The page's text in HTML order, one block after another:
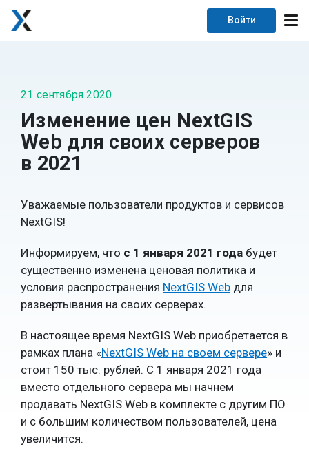
Войти
21 сентября 2020
Изменение цен NextGIS
Web для своих серверов
в 2021
Уважаемые пользователи продуктов и сервисов
NextGIS!
Информируем, что с 1 января 2021 года будет
существенно изменена ценовая политика и
условия распространения NextGIS Web для
развертывания на своих серверах.
В настоящее время NextGIS Web приобретается в
рамках плана «NextGIS Web на своем сервере» и
стоит 150 тыс. рублей. С 1 января 2021 года
вместо отдельного сервера мы начнем
продавать NextGIS Web в комплекте с другим ПО
и с большим количеством пользователей, цена
увеличится.